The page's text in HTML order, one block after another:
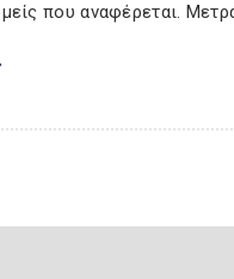
που αναφέρεται.